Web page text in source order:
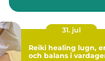
31. jul
Reiki healing lugn, energi
och balans i